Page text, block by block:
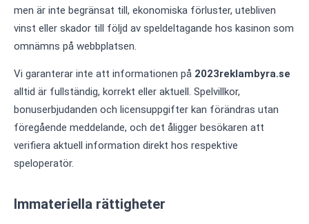
men är inte begränsat till, ekonomiska förluster, utebliven
vinst eller skador till följd av speldeltagande hos kasinon som
omnämns på webbplatsen.
Vi garanterar inte att informationen på 2023reklambyra.se
alltid är fullständig, korrekt eller aktuell. Spelvillkor,
bonuserbjudanden och licensuppgifter kan förändras utan
föregående meddelande, och det åligger besökaren att
verifiera aktuell information direkt hos respektive
speloperatör.
Immateriella rättigheter